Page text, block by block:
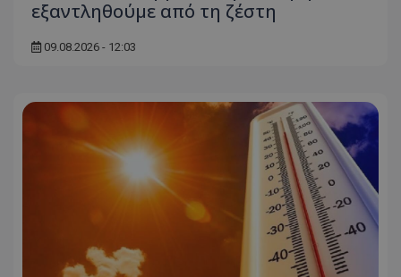
εξαντληθούμε από τη ζέστη
09.08.2026 - 12:03